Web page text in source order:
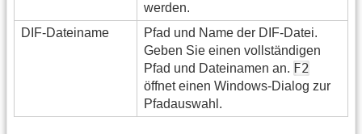
werden.
DIF-Dateiname
Pfad und Name der DIF-Datei.
Geben Sie einen vollständigen
Pfad und Dateinamen an. F2
öffnet einen Windows-Dialog zur
Pfadauswahl.